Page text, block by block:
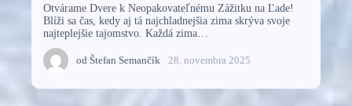
Otvárame Dvere k Neopakovateľnému Zážitku na Ľade!
Blíži sa čas, kedy aj tá najchladnejšia zima skrýva svoje
najteplejšie tajomstvo. Každá zima…
od Štefan Semančík 28. novembra 2025